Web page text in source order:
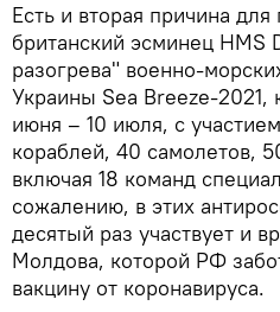
Есть и вторая причина
британский эсминец HMS
разогрева" военно-
Украины Sea Breeze-2021,
июня – 10 июля, с
кораблей, 40 самолетов,
включая 18 команд
сожалению, в этих
десятый раз участвует и
Молдова, которой РФ
вакцину от коронавируса.